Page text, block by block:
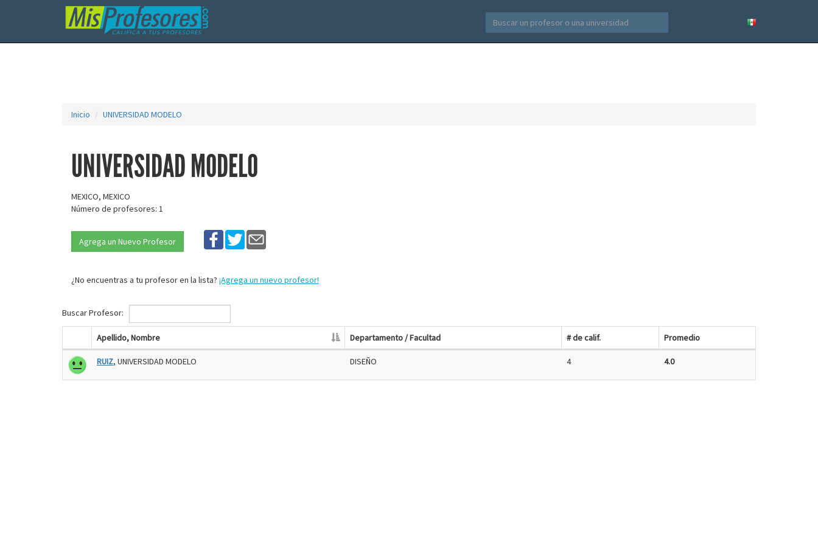
Inicio UNIVERSIDAD MODELO
UNIVERSIDAD MODELO
MEXICO, MEXICO
Número de profesores: 1
Agrega un Nuevo Profesor
¿No encuentras a tu profesor en la lista? ¡Agrega un nuevo profesor!
Buscar Profesor:
Apellido, Nombre Departamento / Facultad # de calif. Promedio
RUIZ, UNIVERSIDAD MODELO DISEÑO 4 4.0